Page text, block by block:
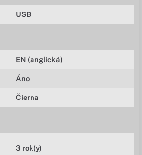
USB
EN (anglická)
Áno
Čierna
3 rok(y)